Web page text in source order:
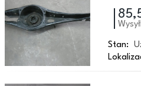
Stan: